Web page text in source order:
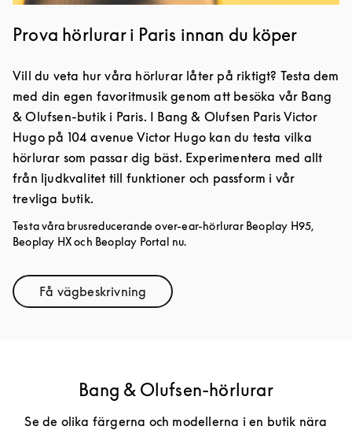
Prova hörlurar i Paris innan du köper
Vill du veta hur våra hörlurar låter på riktigt? Testa dem
med din egen favoritmusik genom att besöka vår Bang
& Olufsen-butik i Paris. I Bang & Olufsen Paris Victor
Hugo på 104 avenue Victor Hugo kan du testa vilka
hörlurar som passar dig bäst. Experimentera med allt
från ljudkvalitet till funktioner och passform i vår
trevliga butik.
Testa våra brusreducerande over-ear-hörlurar Beoplay H95,
Beoplay HX och Beoplay Portal nu.
Få vägbeskrivningLink Opens in New Tab
Bang & Olufsen-hörlurar
Se de olika färgerna och modellerna i en butik nära